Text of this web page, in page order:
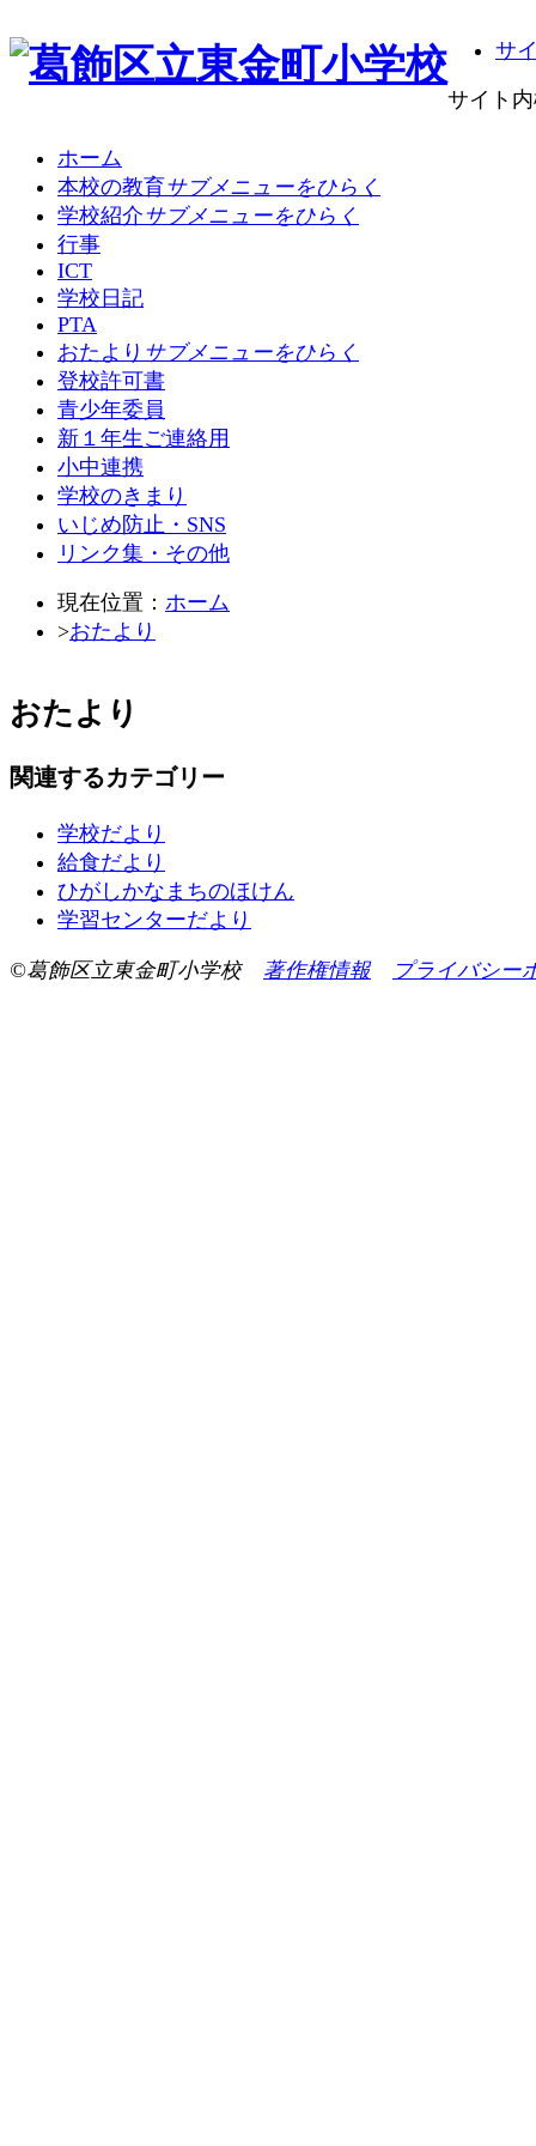
サ
サイト
ホーム
本校の教育サブメニューをひらく
学校紹介サブメニューをひらく
行事
ICT
学校日記
PTA
おたより サブメニューをひらく
登校許可書
青少年委員
新１年生ご連絡用
小中連携
学校のきまり
いじめ防止・SNS
リンク集・その他
現在位置： ホーム
>おたより
おたより
関連するカテゴリー
学校だより
給食だより
ひがしかなまちのほけん
学習センターだより
©葛飾区立東金町小学校 著作権情報 プライバシー